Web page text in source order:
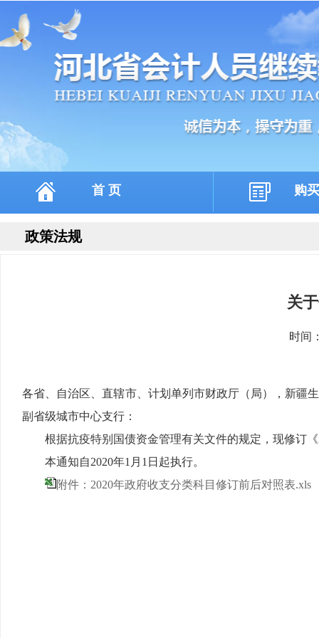
首 页 购
政策法规
关
时间
各省、自治区、直辖市、计划单列市财政厅（局），新疆
副省级城市中心支行：
根据抗疫特别国债资金管理有关文件的规定，现修订
本通知自2020年1月1日起执行。
附件：2020年政府收支分类科目修订前后对照表.xls